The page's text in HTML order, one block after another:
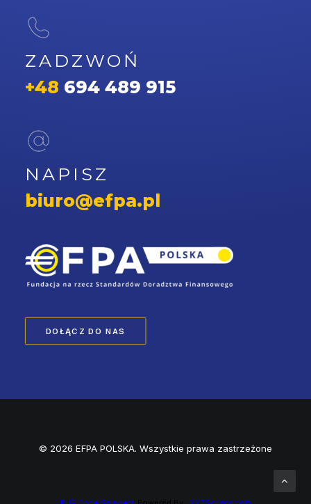
DOŁĄCZ DO NAS
ZADZWOŃ
+48 694 489 915
NAPISZ
biuro@efpa.pl
© 2026 EFPA POLSKA. Wszystkie prawa zastrzeżone